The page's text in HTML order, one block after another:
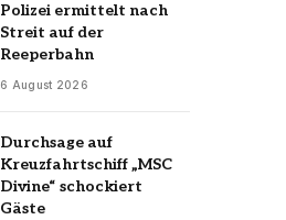
Polizei ermittelt nach
Streit auf der
Reeperbahn
6 August 2026
Durchsage auf
Kreuzfahrtschiff „MSC
Divine“ schockiert
Gäste